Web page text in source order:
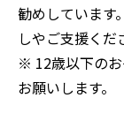
勧めしています
しやご支援くだ
※ 12歳以下の
お願いします。